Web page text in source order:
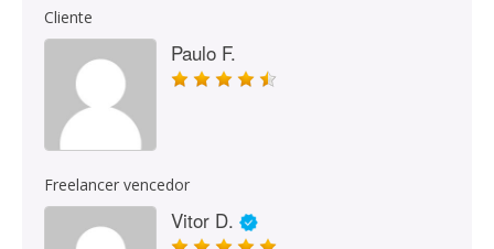
Cliente
Paulo F.
Freelancer vencedor
Vitor D.